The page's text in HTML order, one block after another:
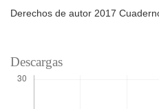
Derechos de autor 2017
Descargas